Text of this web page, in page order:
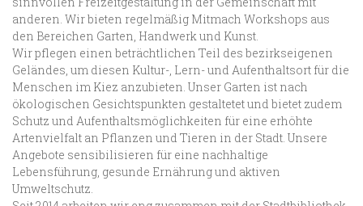
anderen. Wir bieten regelmäßig Mitmach Workshops aus
den Bereichen Garten, Handwerk und Kunst.
Wir pflegen einen beträchtlichen Teil des bezirkseigenen
Geländes, um diesen Kultur-, Lern- und Aufenthaltsort für die
Menschen im Kiez anzubieten. Unser Garten ist nach
ökologischen Gesichtspunkten gestaltetet und bietet zudem
Schutz und Aufenthaltsmöglichkeiten für eine erhöhte
Artenvielfalt an Pflanzen und Tieren in der Stadt. Unsere
Angebote sensibilisieren für eine nachhaltige
Lebensführung, gesunde Ernährung und aktiven
Umweltschutz.